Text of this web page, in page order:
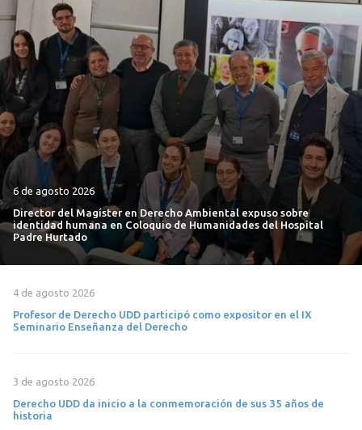
6 de agosto 2026
Director del Magíster en Derecho Ambiental expuso sobre
identidad humana en Coloquio de Humanidades del Hospital
Padre Hurtado
4 de agosto 2026
Profesor de Derecho UDD participó como expositor en el IX
Seminario Enseñanza del Derecho
3 de agosto 2026
Derecho UDD da inicio a la conmemoración de sus 35 años de
historia